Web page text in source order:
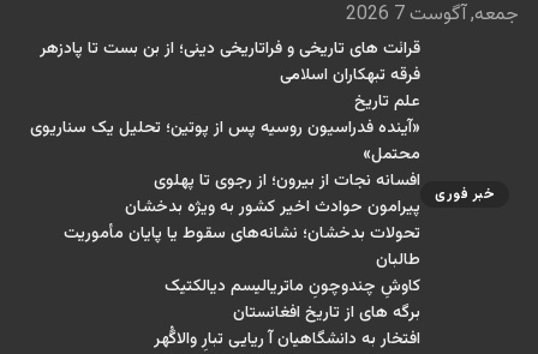
جمعه, آگوست 7 2026
خبر فوری
قرائت های تاریخی و فراتاریخی دینی؛ از بن بست تا پادزهر
فرقه تبهکاران اسلامی
علم تاریخ
«آینده فدراسیون روسیه پس از پوتین؛ تحلیل یک سناریوی
محتمل»
افسانه نجات از بیرون؛ از رجوی تا پهلوی
پیرامون حوادث اخیر کشور به ویژه بدخشان
تحولات بدخشان؛ نشانه‌های سقوط یا پایان مأموریت
طالبان
کاوشِ چندو‌چونِ ماتریالیسم دیالکتیک
برگه های از تاریخ افغانستان
افتخار به دانشگاهیان آ ریایی تبارِ والاگُهر